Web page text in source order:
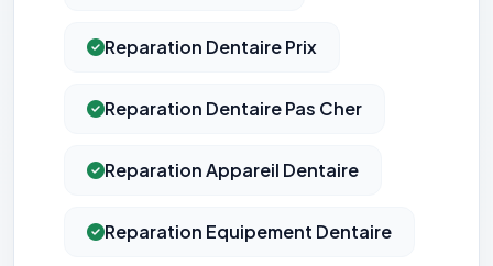
Reparation Dentaire Prix
Reparation Dentaire Pas Cher
Reparation Appareil Dentaire
Reparation Equipement Dentaire